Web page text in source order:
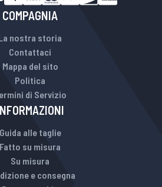
COMPAGNIA
nostra storia
Contattaci
Mappa del sito
Politica
di Servizio
Guida alle taglie
Fatto su misura
Su misura
e consegna